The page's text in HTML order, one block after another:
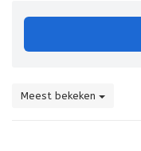
Meest bekeken